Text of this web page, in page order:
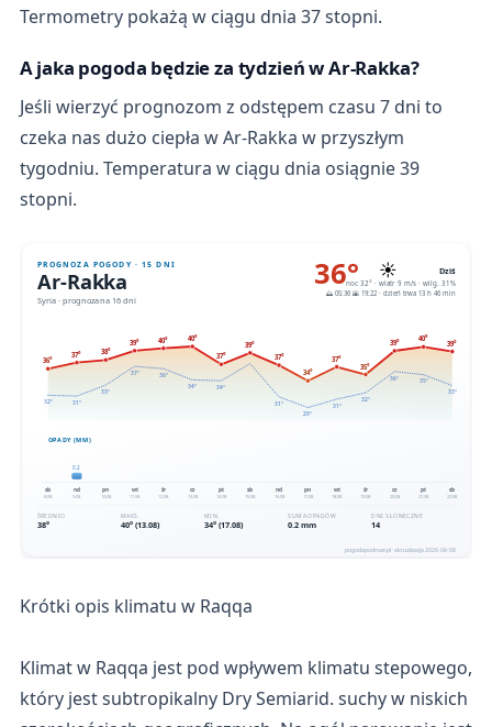
Termometry pokażą w ciągu dnia 37 stopni.
A jaka pogoda będzie za tydzień w Ar-Rakka?
Jeśli wierzyć prognozom z odstępem czasu 7 dni to
czeka nas dużo ciepła w Ar-Rakka w przyszłym
tygodniu. Temperatura w ciągu dnia osiągnie 39
stopni.
Krótki opis klimatu w Raqqa
Klimat w Raqqa jest pod wpływem klimatu stepowego,
który jest subtropikalny Dry Semiarid. suchy w niskich